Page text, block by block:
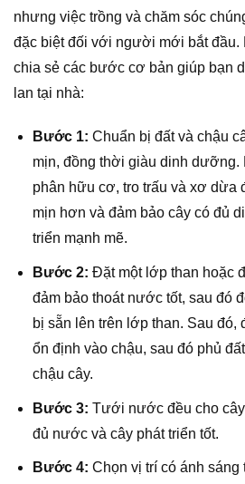
nhưng việc trồng và chăm sóc
đặc biệt đối với người mới bắt đầu.
chia sẻ các bước cơ bản giúp bạn
lan tại nhà:
Bước 1: Chuẩn bị đất và chậu
mịn, đồng thời giàu dinh dưỡng.
phân hữu cơ, tro trấu và xơ dừa
mịn hơn và đảm bảo cây có đủ
triển mạnh mẽ.
Bước 2: Đặt một lớp than hoặc
đảm bảo thoát nước tốt, sau đó
bị sẵn lên trên lớp than. Sau đó,
ổn định vào chậu, sau đó phủ
chậu cây.
Bước 3: Tưới nước đều cho
đủ nước và cây phát triển tốt.
Bước 4: Chọn vị trí có ánh sáng